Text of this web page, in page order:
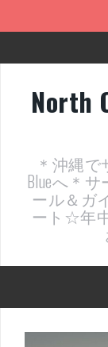
支部長就
North
＊沖縄で
Blueへ＊
ール＆ガ
ート☆年